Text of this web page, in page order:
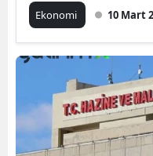
Ekonomi 10 Mart